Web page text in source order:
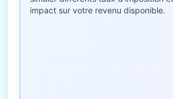
impact sur votre revenu disponible.